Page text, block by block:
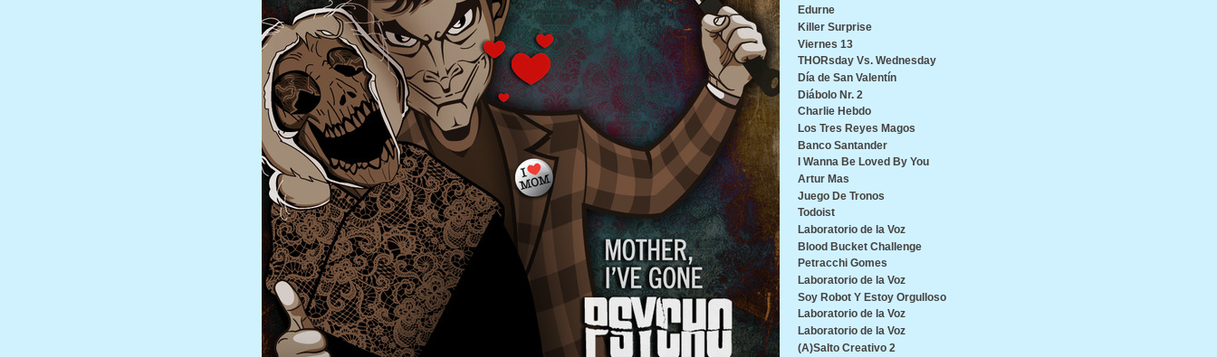
Edurne
Killer Surprise
Viernes 13
THORsday Vs. Wednesday
Día de San Valentín
Diábolo Nr. 2
Charlie Hebdo
Los Tres Reyes Magos
Banco Santander
I Wanna Be Loved By You
Artur Mas
Juego De Tronos
Todoist
Laboratorio de la Voz
Blood Bucket Challenge
Petracchi Gomes
Laboratorio de la Voz
Soy Robot Y Estoy Orgulloso
Laboratorio de la Voz
Laboratorio de la Voz
(A)Salto Creativo 2